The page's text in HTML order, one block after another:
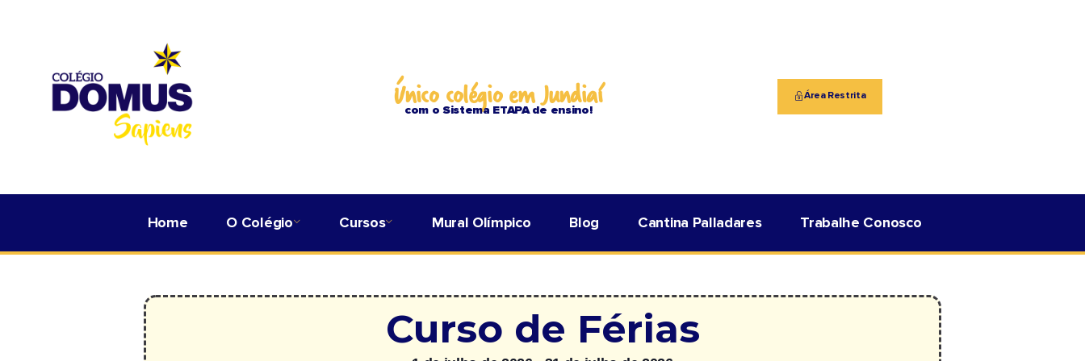
Único colégio em Jundiaí
com o Sistema ETAPA de ensino!
Área Restrita
Home O Colégio Cursos Mural Olímpico Blog Cantina Palladares Trabalhe Conosco
Curso de Férias